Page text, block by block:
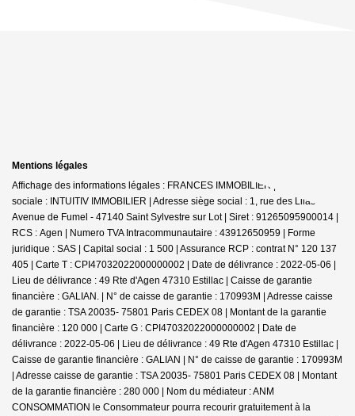
Mentions légales
Affichage des informations légales : FRANCES IMMOBILIER | Raison
sociale : INTUITIV IMMOBILIER | Adresse siège social : 1, rue des Lilas -
Avenue de Fumel - 47140 Saint Sylvestre sur Lot | Siret : 91265095900014 |
RCS : Agen | Numero TVA Intracommunautaire : 43912650959 | Forme
juridique : SAS | Capital social : 1 500 | Assurance RCP : contrat N° 120 137
405 | Carte T : CPI47032022000000002 | Date de délivrance : 2022-05-06 |
Lieu de délivrance : 49 Rte d'Agen 47310 Estillac | Caisse de garantie
financière : GALIAN. | N° de caisse de garantie : 170993M | Adresse caisse
de garantie : TSA 20035- 75801 Paris CEDEX 08 | Montant de la garantie
financière : 120 000 | Carte G : CPI47032022000000002 | Date de
délivrance : 2022-05-06 | Lieu de délivrance : 49 Rte d'Agen 47310 Estillac |
Caisse de garantie financière : GALIAN | N° de caisse de garantie : 170993M
| Adresse caisse de garantie : TSA 20035- 75801 Paris CEDEX 08 | Montant
de la garantie financière : 280 000 | Nom du médiateur : ANM
CONSOMMATION le Consommateur pourra recourir gratuitement à la